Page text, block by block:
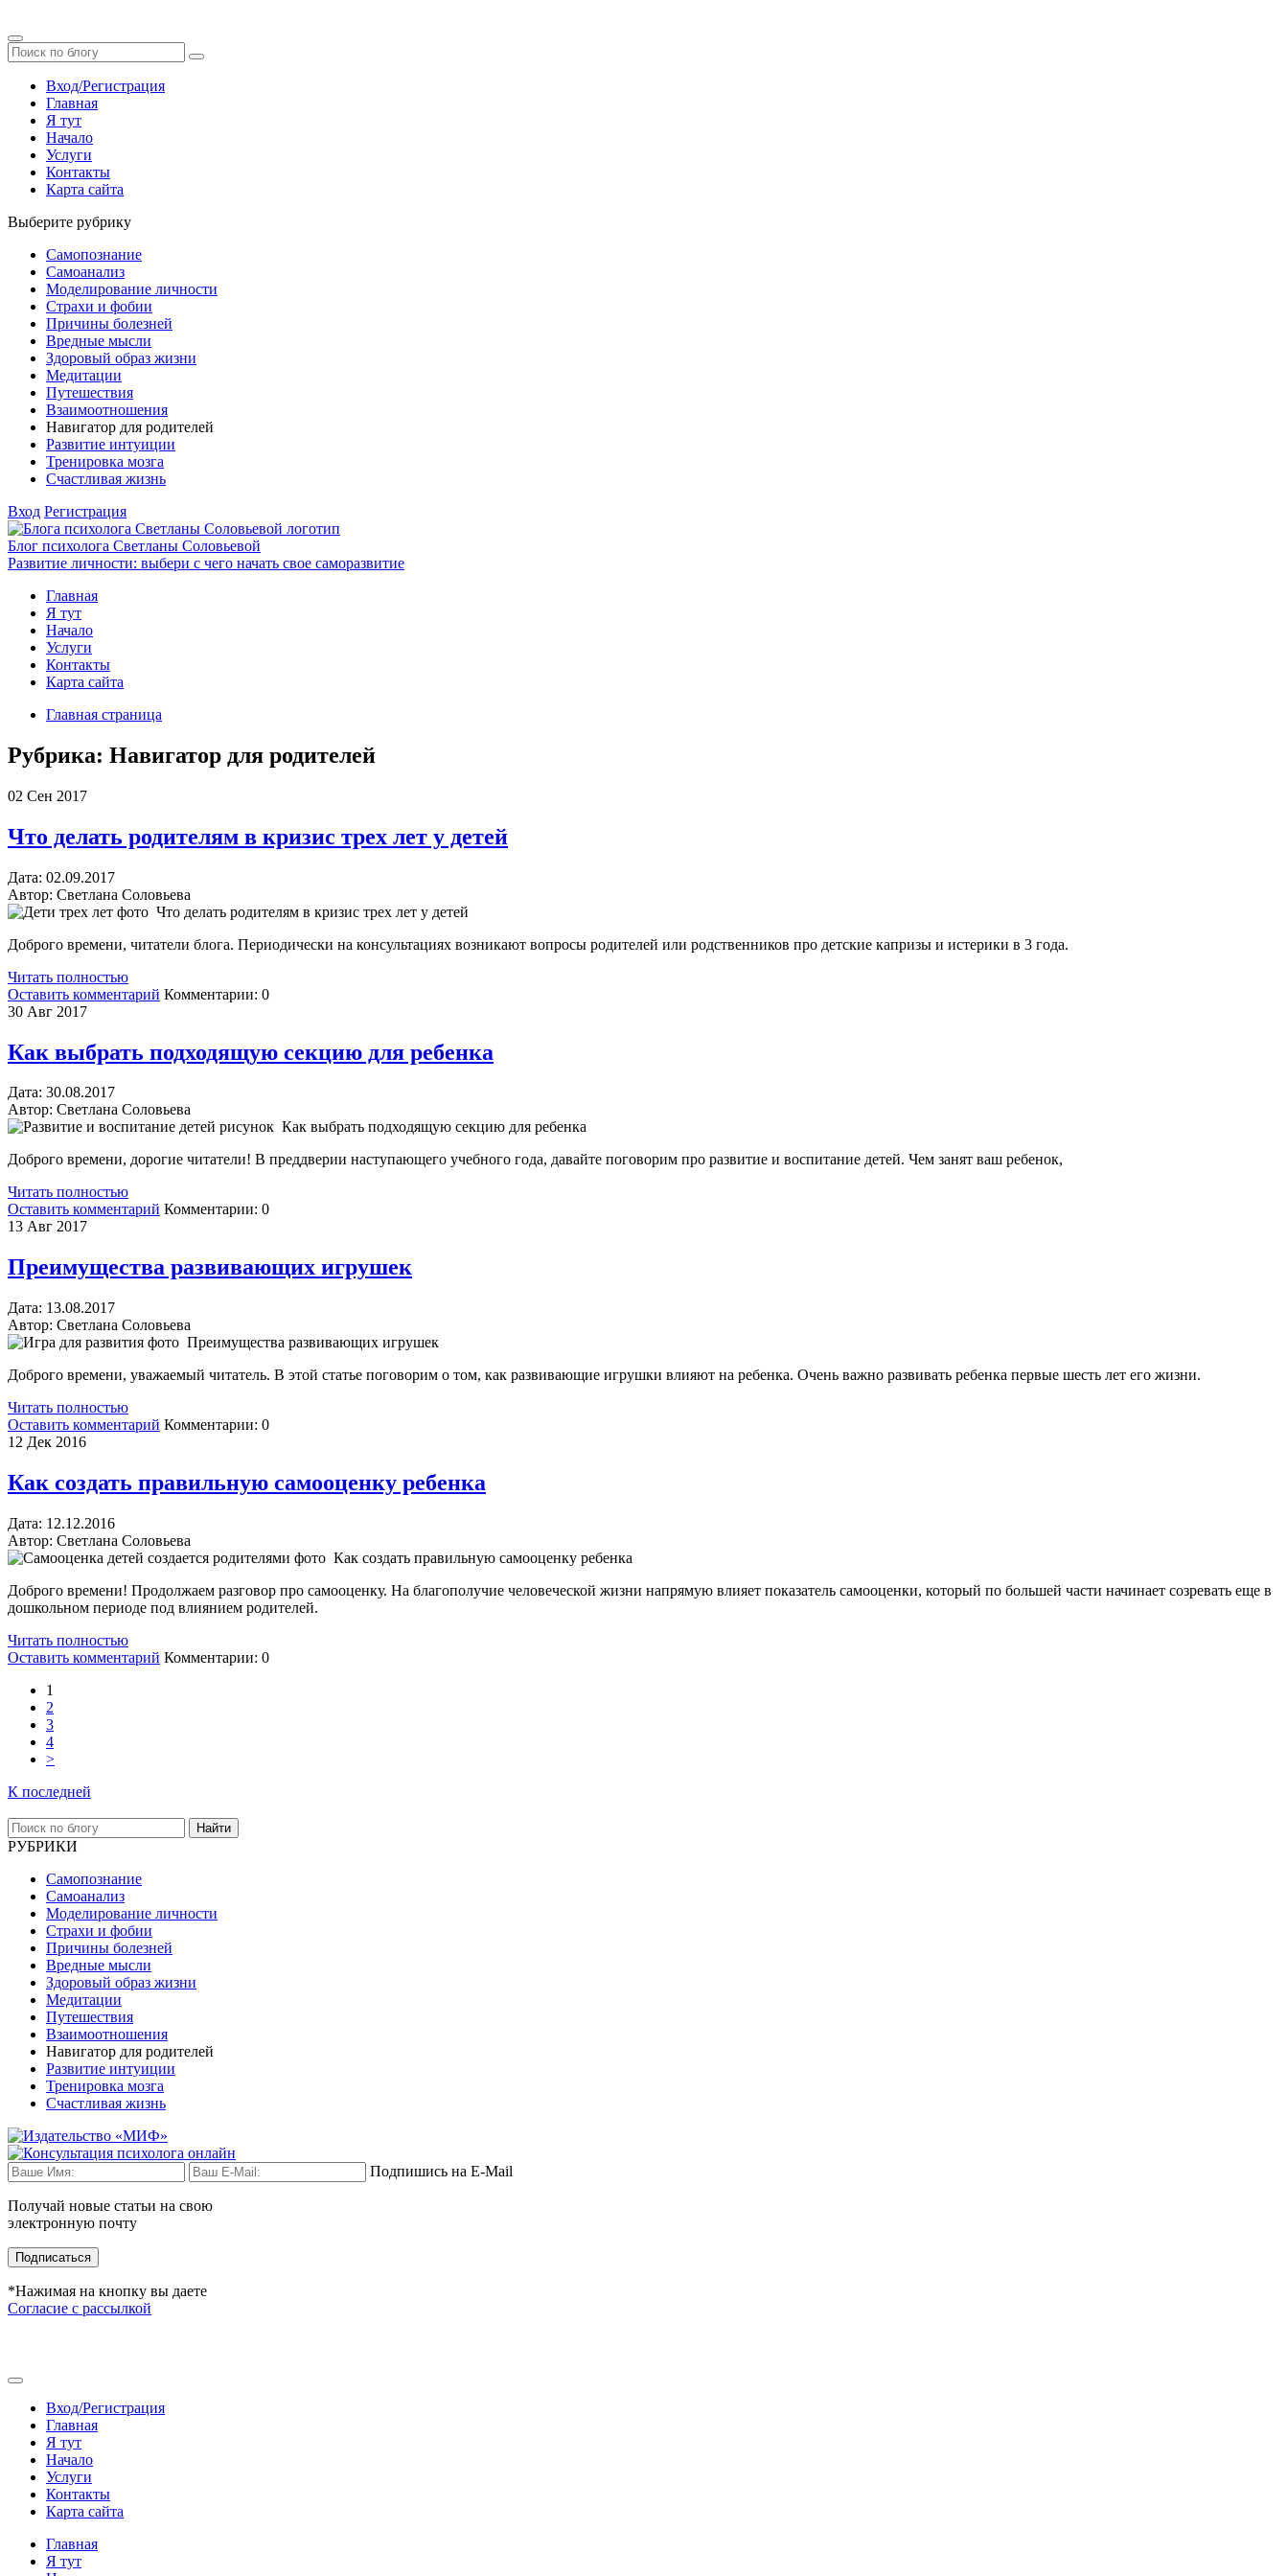
Вход/Регистрация
Главная
Я тут
Начало
Услуги
Контакты
Карта сайта
Выберите рубрику
Самопознание
Самоанализ
Моделирование личности
Страхи и фобии
Причины болезней
Вредные мысли
Здоровый образ жизни
Медитации
Путешествия
Взаимоотношения
Навигатор для родителей
Развитие интуиции
Тренировка мозга
Счастливая жизнь
Вход Регистрация
Блог психолога Светланы Соловьевой
Развитие личности: выбери с чего начать свое саморазвитие
Главная
Я тут
Начало
Услуги
Контакты
Карта сайта
Главная страница
Рубрика: Навигатор для родителей
02 Сен 2017
Что делать родителям в кризис трех лет у детей
Дата: 02.09.2017
Автор: Светлана Соловьева
Что делать родителям в кризис трех лет у детей
Доброго времени, читатели блога. Периодически на консультациях возникают вопросы родителей или родственников про детские капризы и истерики в 3 года.
Читать полностью
Оставить комментарий Комментарии: 0
30 Авг 2017
Как выбрать подходящую секцию для ребенка
Дата: 30.08.2017
Автор: Светлана Соловьева
Как выбрать подходящую секцию для ребенка
Доброго времени, дорогие читатели! В преддверии наступающего учебного года, давайте поговорим про развитие и воспитание детей. Чем занят ваш ребенок,
Читать полностью
Оставить комментарий Комментарии: 0
13 Авг 2017
Преимущества развивающих игрушек
Дата: 13.08.2017
Автор: Светлана Соловьева
Преимущества развивающих игрушек
Доброго времени, уважаемый читатель. В этой статье поговорим о том, как развивающие игрушки влияют на ребенка. Очень важно развивать ребенка первые шесть лет его жизни.
Читать полностью
Оставить комментарий Комментарии: 0
12 Дек 2016
Как создать правильную самооценку ребенка
Дата: 12.12.2016
Автор: Светлана Соловьева
Как создать правильную самооценку ребенка
Доброго времени! Продолжаем разговор про самооценку. На благополучие человеческой жизни напрямую влияет показатель самооценки, который по большей части начинает созревать еще в
дошкольном периоде под влиянием родителей.
Читать полностью
Оставить комментарий Комментарии: 0
1
2
3
4
>
К последней
Найти
РУБРИКИ
Самопознание
Самоанализ
Моделирование личности
Страхи и фобии
Причины болезней
Вредные мысли
Здоровый образ жизни
Медитации
Путешествия
Взаимоотношения
Навигатор для родителей
Развитие интуиции
Тренировка мозга
Счастливая жизнь
Подпишись на E-Mail
Получай новые статьи на свою
электронную почту
Подписаться
*Нажимая на кнопку вы даете
Согласие с рассылкой
Вход/Регистрация
Главная
Я тут
Начало
Услуги
Контакты
Карта сайта
Главная
Я тут